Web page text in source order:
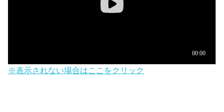
※表示されない場合はここをクリック